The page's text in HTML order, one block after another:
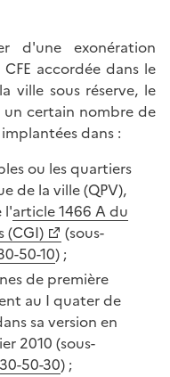
d'une exonération
accordée dans le
ville sous réserve, le
certain nombre de
dans :
ou les quartiers
de la ville (QPV),
l'article 1466 A du
(CGI)
(sous-
50-10) ;
de première
au I quater de
sa version en
2010 (sous-
50-30) ;